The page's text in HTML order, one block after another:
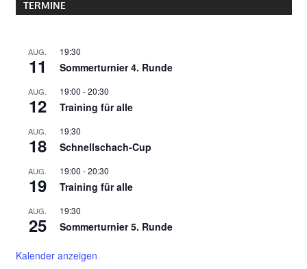
TERMINE
AUG.
11
19:30
Sommerturnier 4. Runde
AUG.
12
19:00 -20:30
Training für alle
AUG.
18
19:30
Schnellschach-Cup
AUG.
19
19:00 -20:30
Training für alle
AUG.
25
19:30
Sommerturnier 5. Runde
Kalender anzeigen